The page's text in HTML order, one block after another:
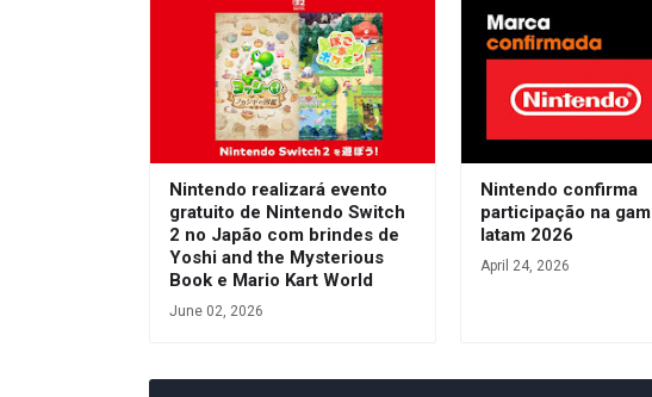
Nintendo realizará evento
gratuito de Nintendo Switch
2 no Japão com brindes de
Yoshi and the Mysterious
Book e Mario Kart World
June 02, 2026
Nintendo confirma
participação na
latam 2026
April 24, 2026